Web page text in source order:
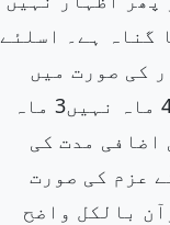
گناہ ہے۔ اسلئے
کی صورت میں
انتظار کی عدت4 ماہ نہیں3 ماہ
اضافی مدت کی
عزم کی صورت
بالکل واضح